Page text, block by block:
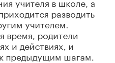
разводить
учителем.
время, родители
и действиях, и
предыдущим шагам.